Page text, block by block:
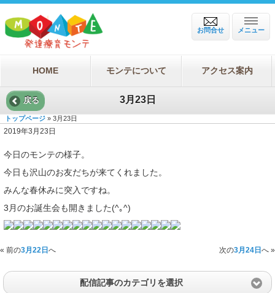
メニュー
お問合せ
HOME モンテについて アクセス案内
戻る 3月23日
トップページ » 3月23日
2019年3月23日
今日のモンテの様子。
今日も沢山のお友だちが来てくれました。
みんな春休みに突入ですね。
3月のお誕生会も開きました(^｡^)
« 前の3月22日 へ 次の3月24日 へ »
配信記事のカテゴリを選択